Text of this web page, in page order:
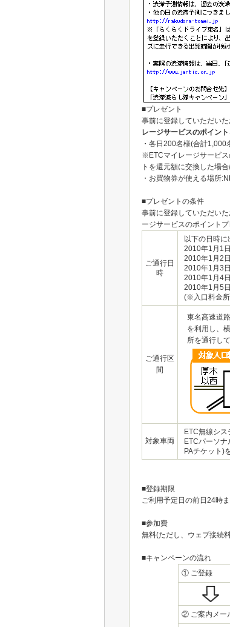
■プレゼント
事前に登録していただい
レージサービスのポイント
・各日200名様(合計
※ETCマイレージサービ
トを還元額に交換した場
・お買物券が使える場所
■プレゼントの条件
事前に登録していただい
ージサービスのポイント
ご通行日
時
以下の日時
2010年1月1
2010年1月2
2010年1月3
2010年1月4
2010年1月5
(※入口料金所
ご通行区
間
東名高速道
を利用し、
所を通行し
対象車両
ETC無線シ
ETCパーソ
PAチケット)
■登録期限
ご利用予定日の前日24時
■参加費
無料(ただし、ウェブ接続
■キャンペーンの流れ
① ご登録
② ご案内メー